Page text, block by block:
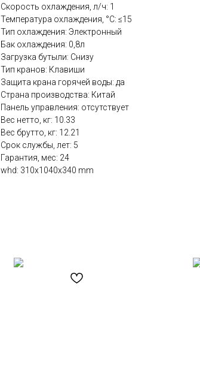
Скорость охлаждения, л/ч: 1
Температура охлаждения, °С: ≤15
Тип охлаждения: Электронный
Бак охлаждения: 0,8л
Загрузка бутыли: Снизу
Тип кранов: Клавиши
Защита крана горячей воды: да
Страна производства: Китай
Панель управления: отсутствует
Вес нетто, кг: 10.33
Вес брутто, кг: 12.21
Срок службы, лет: 5
Гарантия, мес: 24
whd: 310x1040x340 mm